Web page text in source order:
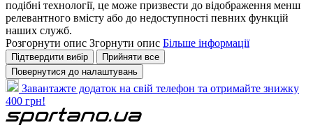
подібні технології, це може призвести до відображення менш
релевантного вмісту або до недоступності певних функцій
наших служб.
Розгорнути опис Згорнути опис Більше інформації
Підтвердити вибір
Прийняти все
Повернутися до налаштувань
Завантажте додаток на свій телефон та отримайте знижку
400 грн!